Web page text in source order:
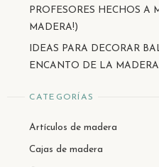
PROFESORES HECHOS A
MADERA!)
IDEAS PARA DECORAR
ENCANTO DE LA
CATEGORÍAS
Artículos de madera
Cajas de madera